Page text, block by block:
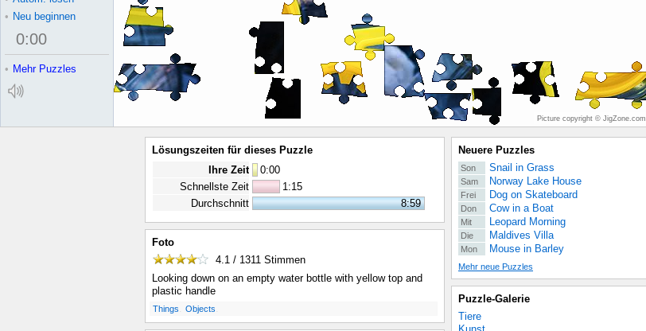
Picture copyright © JigZone.com
• Neu beginnen
0:00
• Mehr Puzzles
Lösungszeiten für dieses Puzzle
Ihre Zeit
0:00
Schnellste Zeit
1:15
Durchschnitt
8:59
Foto
4.1 / 1311 Stimmen
Looking down on an empty water bottle with yellow top and
plastic handle
Things Objects
Neuere Puzzles
Son Snail in Grass
Sam Norway Lake House
Frei Dog on Skateboard
Don Cow in a Boat
Mit Leopard Morning
Die Maldives Villa
Mon Mouse in Barley
Mehr neue Puzzles
Puzzle-Galerie
Tiere